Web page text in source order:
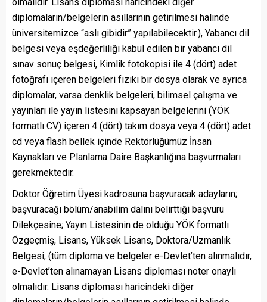
diplomaların/belgelerin asıllarının getirilmesi halinde
üniversitemizce “aslı gibidir” yapılabilecektir.), Yabancı dil
belgesi veya eşdeğerliliği kabul edilen bir yabancı dil
sınav sonuç belgesi, Kimlik fotokopisi ile 4 (dört) adet
fotoğrafı içeren belgeleri fiziki bir dosya olarak ve ayrıca
diplomalar, varsa denklik belgeleri, bilimsel çalışma ve
yayınları ile yayın listesini kapsayan belgelerini (YÖK
formatlı CV) içeren 4 (dört) takım dosya veya 4 (dört) adet
cd veya flash bellek içinde Rektörlüğümüz İnsan
Kaynakları ve Planlama Daire Başkanlığına başvurmaları
gerekmektedir.
Doktor Öğretim Üyesi kadrosuna başvuracak adayların;
başvuracağı bölüm/anabilim dalını belirttiği başvuru
Dilekçesine; Yayın Listesinin de olduğu YÖK formatlı
Özgeçmiş, Lisans, Yüksek Lisans, Doktora/Uzmanlık
Belgesi, (tüm diploma ve belgeler e-Devlet’ten alınmalıdır,
e-Devlet’ten alınamayan Lisans diploması noter onaylı
olmalıdır. Lisans diploması haricindeki diğer